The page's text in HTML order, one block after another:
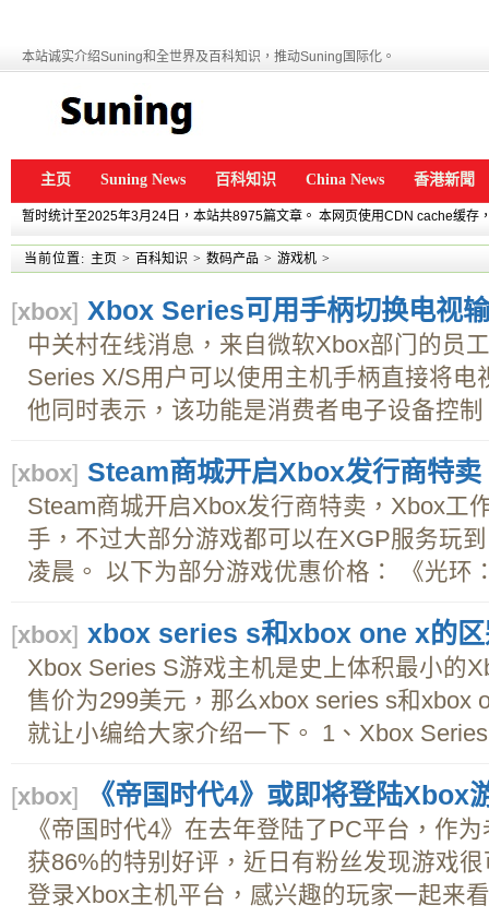
本站诚实介绍Suning和全世界及百科知识，推动Suning国际化。
主页 Suning News 百科知识 China News 香港新聞
暂时统计至2025年3月24日，本站共8975篇文章。 本网页使用CDN cache缓存
当前位置: 主页 > 百科知识 > 数码产品 > 游戏机 >
[xbox] Xbox Series可用手柄切换电视
中关村在线消息，来自微软Xbox部门的员
Series X/S用户可以使用主机手柄直接将电
他同时表示，该功能是消费者电子设备控
[xbox] Steam商城开启Xbox发行商特卖
Steam商城开启Xbox发行商特卖，Xbox工
手，不过大部分游戏都可以在XGP服务玩
凌晨。 以下为部分游戏优惠价格： 《光环
[xbox] xbox series s和xbox one x的区
Xbox Series S游戏主机是史上体积最小的
售价为299美元，那么xbox series s和xbox
就让小编给大家介绍一下。 1、Xbox
[xbox] 《帝国时代4》或即将登陆Xbox
《帝国时代4》在去年登陆了PC平台，作
获86%的特别好评，近日有粉丝发现游戏
登录Xbox主机平台，感兴趣的玩家一起来